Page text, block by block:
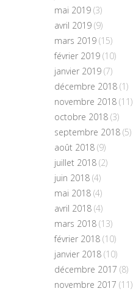
mai 2019 (3)
avril 2019 (9)
mars 2019 (15)
février 2019 (10)
janvier 2019 (7)
décembre 2018 (1)
novembre 2018 (11)
octobre 2018 (3)
septembre 2018 (5)
août 2018 (9)
juillet 2018 (2)
juin 2018 (4)
mai 2018 (4)
avril 2018 (4)
mars 2018 (13)
février 2018 (10)
janvier 2018 (10)
décembre 2017 (8)
novembre 2017 (11)